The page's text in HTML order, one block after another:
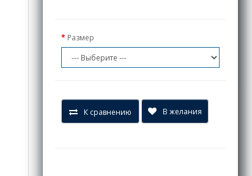
Размер
К сравнению В желания